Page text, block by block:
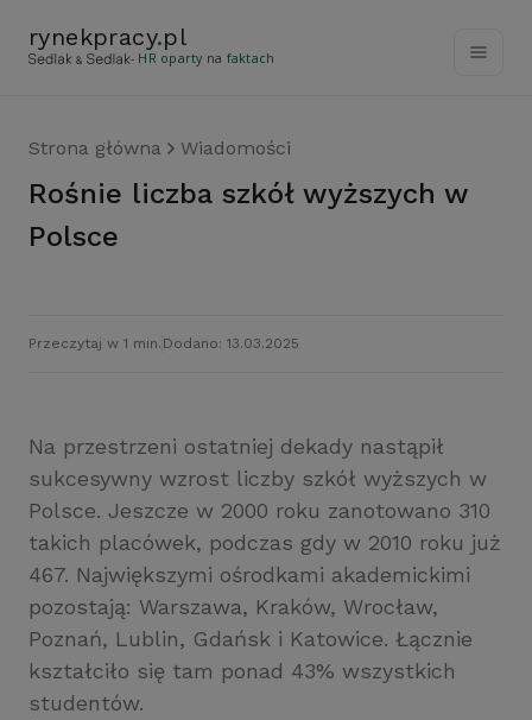
rynekpracy.pl
- HR oparty na faktach
Strona główna Wiadomości
Rośnie liczba szkół wyższych w
Polsce
Przeczytaj w 1 min. Dodano: 13.03.2025
Na przestrzeni ostatniej dekady nastąpił
sukcesywny wzrost liczby szkół wyższych w
Polsce. Jeszcze w 2000 roku zanotowano 310
takich placówek, podczas gdy w 2010 roku już
467. Największymi ośrodkami akademickimi
pozostają: Warszawa, Kraków, Wrocław,
Poznań, Lublin, Gdańsk i Katowice. Łącznie
kształciło się tam ponad 43% wszystkich
studentów.